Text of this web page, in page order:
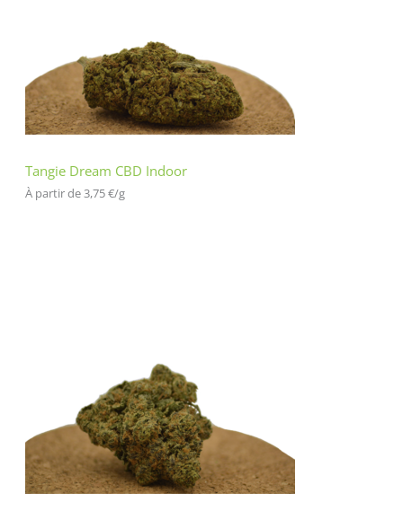
Tangie Dream CBD Indoor
À partir de 3,75€/g